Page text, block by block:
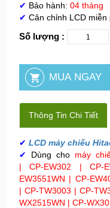
✔ Bảo hành: 04 tháng
✔ Cân chỉnh LCD miễn
Số lượng :
Thông Tin Chi Tiết
✔ LCD máy chiếu
✔
Dùng cho máy
| CP-EW302 | CP-
EW3551WN | CP-
| CP-TW3003 | CP-
WX2515WN | CP-